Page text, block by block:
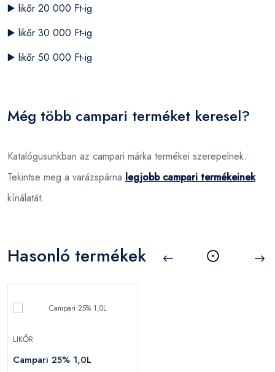
▶️ likőr 20 000 Ft-ig
▶️ likőr 30 000 Ft-ig
▶️ likőr 50 000 Ft-ig
Még több campari terméket keresel?
Katalógusunkban az campari márka termékei szerepelnek.
Tekintse meg a varázspárna legjobb campari termékeinek
kínálatát.
Hasonló termékek
LIKŐR
Campari 25% 1,0L